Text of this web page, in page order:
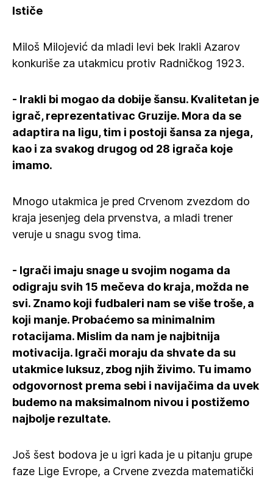
Ističe
Miloš Milojević da mladi levi bek Irakli Azarov
konkuriše za utakmicu protiv Radničkog 1923.
- Irakli bi mogao da dobije šansu. Kvalitetan je
igrač, reprezentativac Gruzije. Mora da se
adaptira na ligu, tim i postoji šansa za njega,
kao i za svakog drugog od 28 igrača koje
imamo.
Mnogo utakmica je pred Crvenom zvezdom do
kraja jesenjeg dela prvenstva, a mladi trener
veruje u snagu svog tima.
- Igrači imaju snage u svojim nogama da
odigraju svih 15 mečeva do kraja, možda ne
svi. Znamo koji fudbaleri nam se više troše, a
koji manje. Probaćemo sa minimalnim
rotacijama. Mislim da nam je najbitnija
motivacija. Igrači moraju da shvate da su
utakmice luksuz, zbog njih živimo. Tu imamo
odgovornost prema sebi i navijačima da uvek
budemo na maksimalnom nivou i postižemo
najbolje rezultate.
Još šest bodova je u igri kada je u pitanju grupe
faze Lige Evrope, a Crvene zvezda matematički